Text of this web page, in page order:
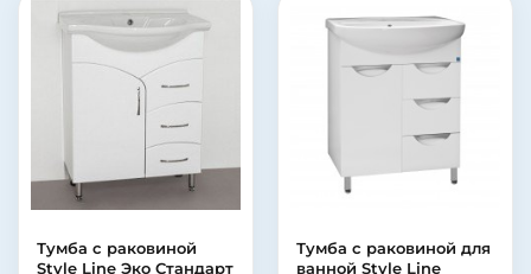
Страна:
Россия
Бельевая корзина:
нет
белый
напольный
подвесной
современный
Форма раковины:
полукруглая
Материал раковины:
фаянс
Материал фасада: МДФ
Бельевая корзина: нет
напольный
современный
Материал корпуса: ДСП
МДФ
Покрытие корпуса:
ламинат
Покрытие корпуса:
полукруглая
Тумба с раковиной
Style Line Эко Стандарт
Тумба c раковиной для
ванной Style Line